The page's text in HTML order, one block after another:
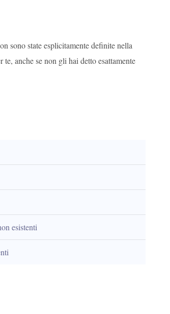
sono state esplicitamente definite nella
anche se non gli hai detto esattamente
esistenti